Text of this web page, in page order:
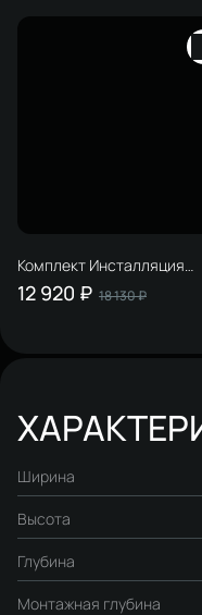
Комплект Инсталляция
STWORKI S510000 + Кнопка
S51522BK цвет матовый
12 920 ₽ 18 130 ₽
Ширина
Высота
Глубина
Монтажная глубина